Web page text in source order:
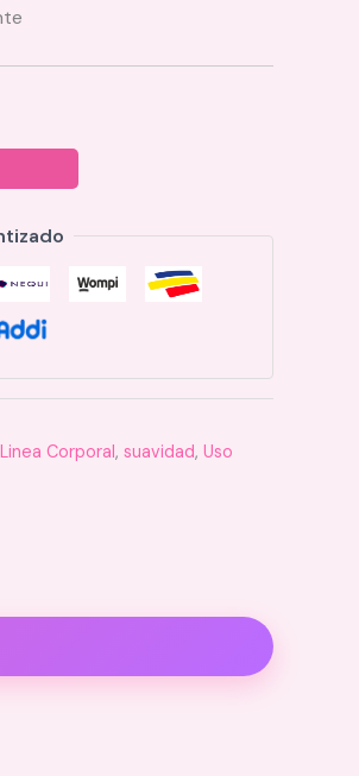
Linea Corporal, suavidad, Uso